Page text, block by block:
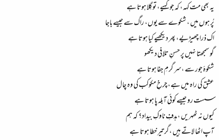
یہ بھی مت کہہ، کہ جو کہیے، تو گِلا ہوتا ہے
پُر ہوں میں ، شکوے سے یوں، راگ سے جیسے باجا
اک ذرا چھیڑیے، پھر دیکھیے کیا ہوتا ہے
گو سمجھتا نہیں پر حسنِ تلافی دیکھو
شکوۂ جور سے ،سر گرمِ جفا ہوتا ہے
عشق کی راہ میں ہے، چرخِ مکوکب کی وہ چال
سست رو جیسے کوئی آبلہ پا ہوتا ہے
کیوں نہ ٹھہریں ،ہدفِ ناوکِ بیداد؟ کہ ہم
آپ اٹھا لاتے ہیں ،گر تیر خطا ہوتا ہے